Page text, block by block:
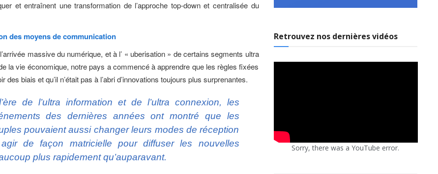
et entraînent une transformation de l’approche top-down et centralisée du
des moyens de communication
massive du numérique, et à l’ « uberisation » de certains segments ultra
la vie économique, notre pays a commencé à apprendre que les règles fixées
des biais et qu’il n’était pas à l’abri d’innovations toujours plus surprenantes.
de l’ultra information et de l’ultra connexion, les
des dernières années ont montré que les
pouvaient aussi changer leurs modes de réception
de façon matricielle pour diffuser les nouvelles
plus rapidement qu’auparavant.
Retrouvez nos dernières vidéos
Sorry, there was a YouTube error.